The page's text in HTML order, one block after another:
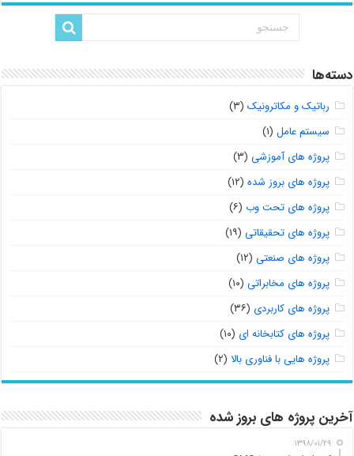
دسته‌ها
رباتیک و مکاترونیک (۳)
سیستم عامل (۱)
پروژه های آموزشی (۳)
پروژه های بروز شده (۱۲)
پروژه های تحت وب (۶)
پروژه های تحقیقاتی (۱۹)
پروژه های صنعتی (۱۲)
پروژه های مخابراتی (۱۰)
پروژه های کاربردی (۳۶)
پروژه های کتابخانه ای (۱۰)
پروژه هایی با فناوری بالا (۲)
آخرین پروژه های بروز شده
۱۳۹۸/۰۱/۲۹